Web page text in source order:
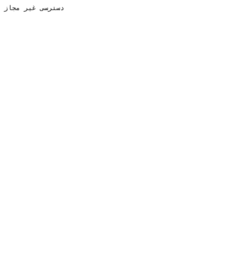
دسترسی غیر مجاز